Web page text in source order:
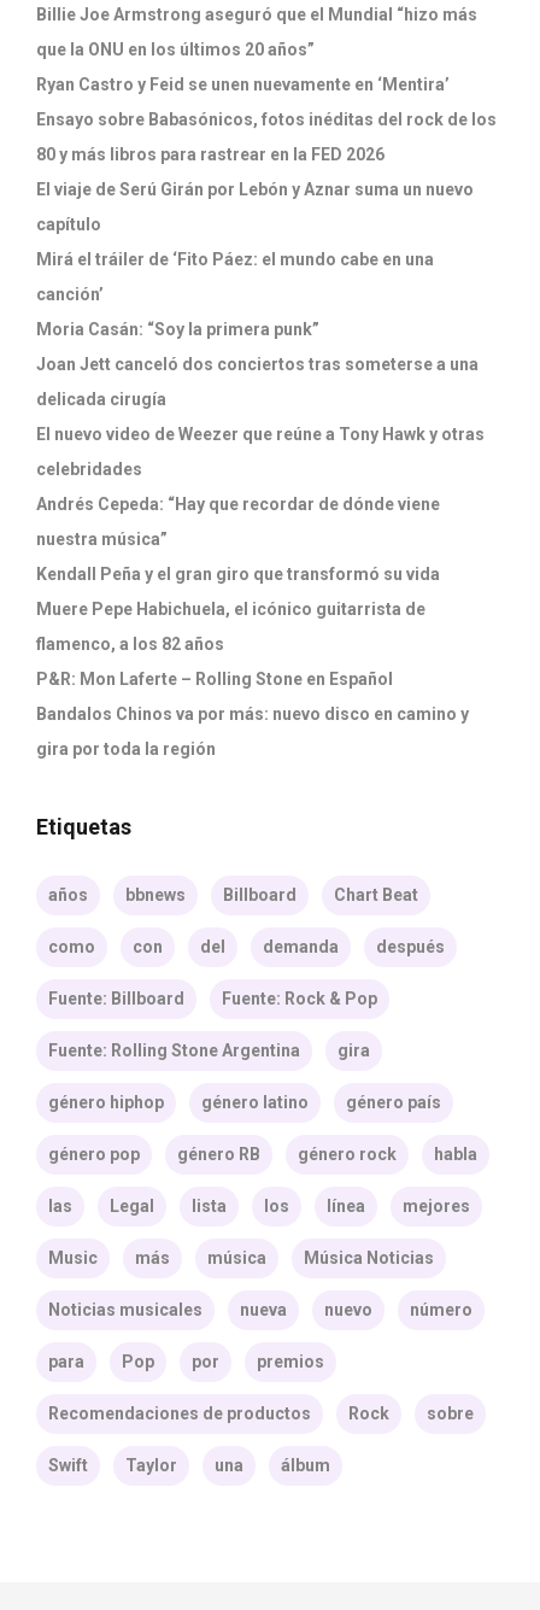
Billie Joe Armstrong aseguró que el Mundial “hizo más
que la ONU en los últimos 20 años”
Ryan Castro y Feid se unen nuevamente en ‘Mentira’
Ensayo sobre Babasónicos, fotos inéditas del rock de los
80 y más libros para rastrear en la FED 2026
El viaje de Serú Girán por Lebón y Aznar suma un nuevo
capítulo
Mirá el tráiler de ‘Fito Páez: el mundo cabe en una
canción’
Moria Casán: “Soy la primera punk”
Joan Jett canceló dos conciertos tras someterse a una
delicada cirugía
El nuevo video de Weezer que reúne a Tony Hawk y otras
celebridades
Andrés Cepeda: “Hay que recordar de dónde viene
nuestra música”
Kendall Peña y el gran giro que transformó su vida
Muere Pepe Habichuela, el icónico guitarrista de
flamenco, a los 82 años
P&R: Mon Laferte – Rolling Stone en Español
Bandalos Chinos va por más: nuevo disco en camino y
gira por toda la región
Etiquetas
años bbnews Billboard Chart Beat
como con del demanda después
Fuente: Billboard Fuente: Rock & Pop
Fuente: Rolling Stone Argentina gira
género hiphop género latino género país
género pop género RB género rock habla
las Legal lista los línea mejores
Music más música Música Noticias
Noticias musicales nueva nuevo número
para Pop por premios
Recomendaciones de productos Rock sobre
Swift Taylor una álbum